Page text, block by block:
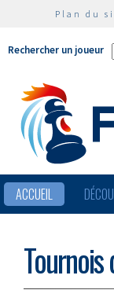
Plan du
Rechercher un joueur
ACCUEIL
Tournois